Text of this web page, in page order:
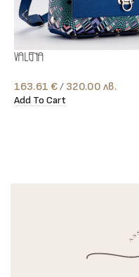
Valena
163.61€ лв.
Add To Cart